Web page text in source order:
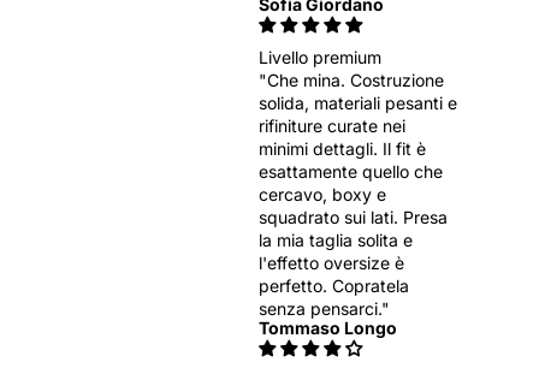
Livello premium
"Che mina. Costruzione
solida, materiali pesanti e
rifiniture curate nei
minimi dettagli. Il fit è
esattamente quello che
cercavo, boxy e
squadrato sui lati. Presa
la mia taglia solita e
l'effetto oversize è
perfetto. Copratela
senza pensarci."
Tommaso Longo